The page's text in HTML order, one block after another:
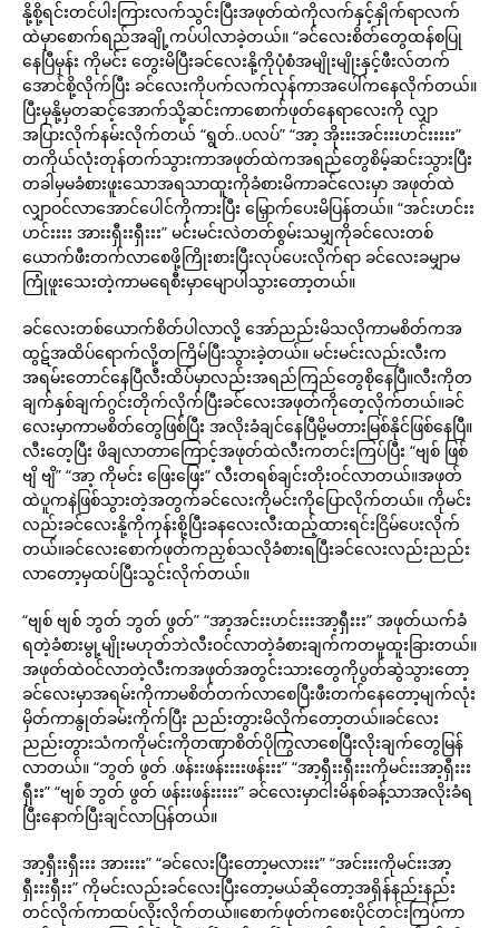
နို့စို့ရင်းတင်ပါးကြားလက်သွင်းပြီးအဖုတ်ထဲကိုလက်နှင့်နှိုက်ရာလက်
ထဲမှာစောက်ရည်အချို့ကပ်ပါလာခဲ့တယ်။ “ခင်လေးစိတ်တွေထန်စပြု
နေပြီမှန်း ကိုမင်း တွေးမိပြီးခင်လေးနို့ကိုပုံစံအမျိုးမျိုးနှင့်ဖီးလ်တက်
အောင်စို့လိုက်ပြီး ခင်လေးကိုပက်လက်လှန်ကာအပေါ်ကနေလိုက်တယ်။
ပြီးမှနို့မှတဆင့်အောက်သို့ဆင်းကာစောက်ဖုတ်နေရာလေးကို လျှာ
အပြားလိုက်နမ်းလိုက်တယ် “ရွတ်..ပလပ်” “အာ့ အိုးးးအင်းးးဟင်းးးးး”
တကိုယ်လုံးတုန်တက်သွားကာအဖုတ်ထဲကအရည်တွေစိမ့်ဆင်းသွားပြီး
တခါမှမခံစားဖူးသောအရသာထူးကိုခံစားမိကာခင်လေးမှာ အဖုတ်ထဲ
လျှာဝင်လာအောင်ပေါင်ကိုကားပြီး မြှောက်ပေးမိပြန်တယ်။ “အင်းဟင်းး
ဟင်းးးး အားးရှီးးရှီးးး” မင်းမင်းလဲတတ်စွမ်းသမျှကိုခင်လေးတစ်
ယောက်ဖီးတက်လာစေဖို့ကြိုးစားပြီးလုပ်ပေးလိုက်ရာ ခင်လေးခမျှာမ
ကြုံဖူးသေးတဲ့ကာမရေစီးမှာမျောပါသွားတော့တယ်။
ခင်လေးတစ်ယောက်စိတ်ပါလာလို့ အော်ညည်းမိသလိုကာမစိတ်ကအ
ထွဋ်အထိပ်ရောက်လို့တကြိမ်ပြီးသွားခဲ့တယ်။ မင်းမင်းလည်းလီးက
အရမ်းတောင်နေပြီလီးထိပ်မှာလည်းအရည်ကြည်တွေစိုနေပြီ။လီးကိုတ
ချက်နှစ်ချက်ဂွင်းတိုက်လိုက်ပြီးခင်လေးအဖုတ်ကိုတေ့လိုက်တယ်။ခင်
လေးမှာကာမစိတ်တွေဖြစ်ပြီး အလိုးခံချင်နေပြီမို့မတားမြစ်နိုင်ဖြစ်နေပြီ။
လီးတေ့ပြီး ဖိချလာတာကြောင့်အဖုတ်ထဲလီးကတင်းကြပ်ပြီး “ဗျစ် ဖြစ်
ဗျိ ဗျိ” “အာ့ ကိုမင်း ဖြေးဖြေး” လီးတရစ်ချင်းတိုးဝင်လာတယ်။အဖုတ်
ထဲပူကနဲဖြစ်သွားတဲ့အတွက်ခင်လေးကိုမင်းကိုပြောလိုက်တယ်။ ကိုမင်း
လည်းခင်လေးနို့ကိုကုန်းစို့ပြီးခနလေးလီးထည့်ထားရင်းငြိမ်ပေးလိုက်
တယ်။ခင်လေးစောက်ဖုတ်ကညှစ်သလိုခံစားရပြီးခင်လေးလည်းညည်း
လာတော့မှထပ်ပြီးသွင်းလိုက်တယ်။
“ဗျစ် ဗျစ် ဘွတ် ဘွတ် ဖွတ်” “အာ့အင်းးဟင်းးးအာ့ရှီးးး” အဖုတ်ယက်ခံ
ရတဲ့ခံစားမွု့မျိုးမဟုတ်ဘဲလီးဝင်လာတဲ့ခံစားချက်ကတမူထူးခြားတယ်။
အဖုတ်ထဲဝင်လာတဲ့လီးကအဖုတ်အတွင်းသားတွေကိုပွတ်ဆွဲသွားတော့
ခင်လေးမှာအရမ်းကိုကာမစိတ်တက်လာစေပြီးဖီးတက်နေတော့မျက်လုံး
မှိတ်ကာနွုတ်ခမ်းကိုက်ပြီး ညည်းတွားမိလိုက်တော့တယ်။ခင်လေး
ညည်းတွားသံကကိုမင်းကိုတဏှာစိတ်ပိုကြွလာစေပြီးလိုးချက်တွေမြန်
လာတယ်။ “ဘွတ် ဖွတ် .ဖန်းးဖန်းးးးဖန်းးး” “အာ့ရှီးးရှီးးးကိုမင်းးအာ့ရှီးးး
ရှီးး” “ဗျစ် ဘွတ် ဖွတ် ဖန်းးဖန်းးးးး” ခင်လေးမှာငါးမိနစ်ခန့်သာအလိုးခံရ
ပြီးနောက်ပြီးချင်လာပြန်တယ်။
အာ့ရှီးးရှီးးး အားးးး” “ခင်လေးပြီးတော့မလားးး” “အင်းးးကိုမင်းးအာ့
ရှီးးးရှီးး” ကိုမင်းလည်းခင်လေးပြီးတော့မယ်ဆိုတော့အရှိန်နည်းနည်း
တင်လိုက်ကာထပ်လိုးလိုက်တယ်။စောက်ဖုတ်ကစေးပိုင်တင်းကြပ်ကာ